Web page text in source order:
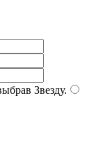
Звезду.